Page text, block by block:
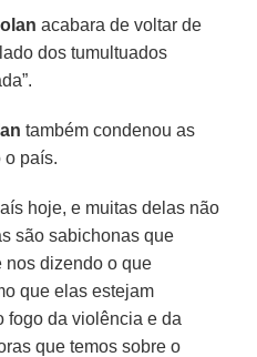
acabara de voltar de
dos tumultuados
também condenou as
o país.
hoje, e muitas delas não
são sabichonas que
nos dizendo o que
que elas estejam
fogo da violência e da
que temos sobre o